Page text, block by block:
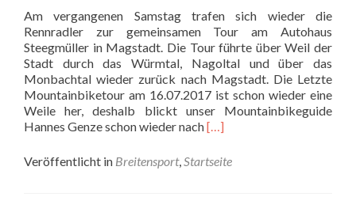
Am vergangenen Samstag trafen sich wieder die
Rennradler zur gemeinsamen Tour am Autohaus
Steegmüller in Magstadt. Die Tour führte über Weil der
Stadt durch das Würmtal, Nagoltal und über das
Monbachtal wieder zurück nach Magstadt. Die Letzte
Mountainbiketour am 16.07.2017 ist schon wieder eine
Weile her, deshalb blickt unser Mountainbikeguide
Hannes Genze schon wieder nachRead
about
[…]
Veröffentlicht in Breitensport,Startseite